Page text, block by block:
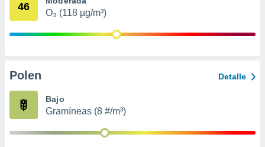
publicidad
de
46
O₃ (118 µg/m³)
Polen Detalle
Bajo
Gramíneas (8 #/m³)